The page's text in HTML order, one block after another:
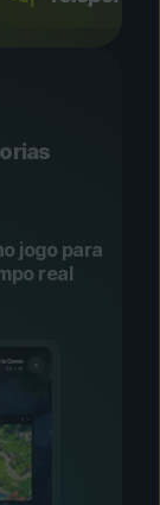
jogo para
real